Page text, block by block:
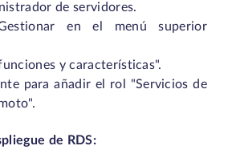
de servidores.
en el menú superior
y características".
para añadir el rol "Servicios de
de RDS: